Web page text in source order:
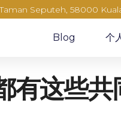
Seputeh, 58000
Blog 个
有这些